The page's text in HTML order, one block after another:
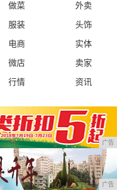
做菜
外卖
服装
头饰
电商
实体
微店
卖家
行情 资讯
广告
广告